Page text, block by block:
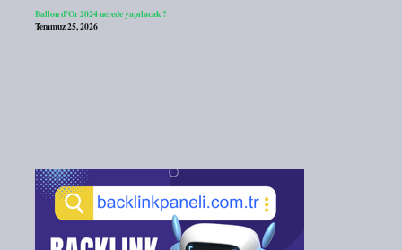
Ballon d’Or 2024 nerede yapılacak ?
Temmuz 25, 2026